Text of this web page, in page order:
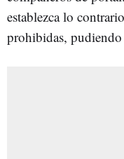
establezca lo
prohibidas, pudiendo